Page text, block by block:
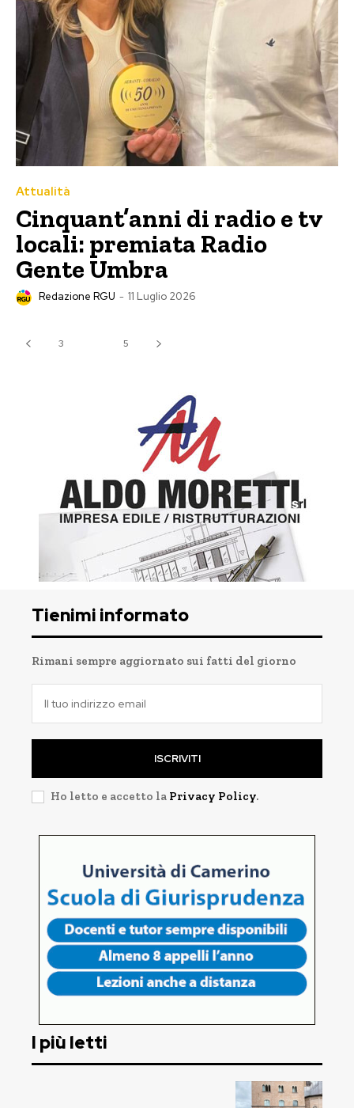
Attualità
Cinquant’anni di radio e tv
locali: premiata Radio
Gente Umbra
Redazione RGU - 11 Luglio 2026
3 5
Tienimi informato
Rimani sempre aggiornato sui fatti del giorno
ISCRIVITI
Ho letto e accetto la Privacy Policy.
I più letti